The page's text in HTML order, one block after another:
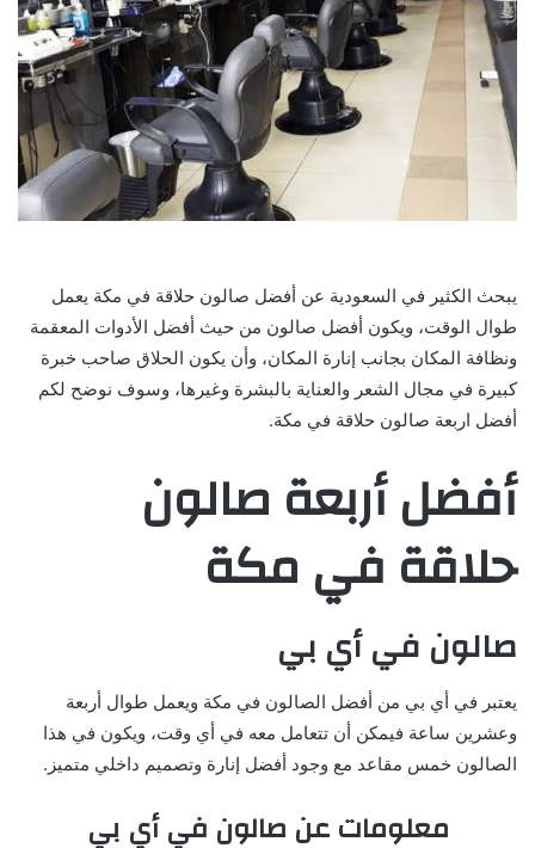
يبحث الكثير في السعودية عن أفضل صالون حلاقة في مكة يعمل
طوال الوقت، ويكون أفضل صالون من حيث أفضل الأدوات المعقمة
ونظافة المكان بجانب إنارة المكان، وأن يكون الحلاق صاحب خبرة
كبيرة في مجال الشعر والعناية بالبشرة وغيرها، وسوف نوضح لكم
أفضل اربعة صالون حلاقة في مكة.
أفضل أربعة صالون
حلاقة في مكة
صالون في أي بي
يعتبر في أي بي من أفضل الصالون في مكة ويعمل طوال أربعة
وعشرين ساعة فيمكن أن تتعامل معه في أي وقت، ويكون في هذا
الصالون خمس مقاعد مع وجود أفضل إنارة وتصميم داخلي متميز.
معلومات عن صالون في أي بي